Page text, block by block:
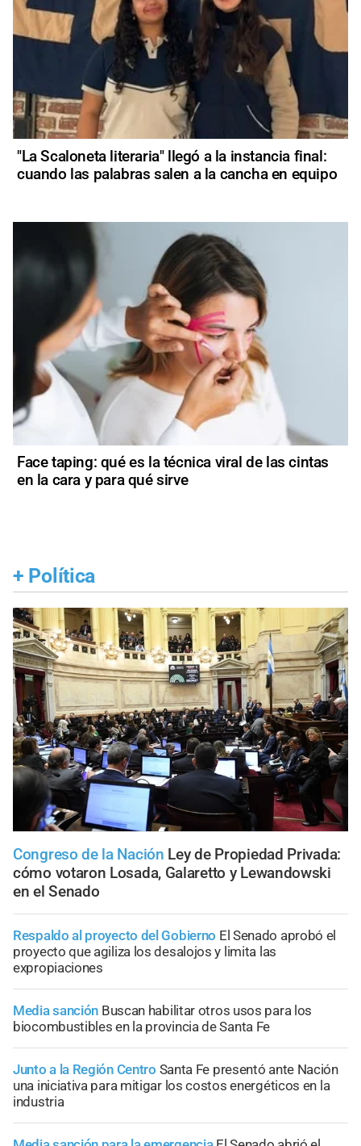
"La Scaloneta literaria" llegó a la instancia final:
cuando las palabras salen a la cancha en equipo
Face taping: qué es la técnica viral de las cintas
en la cara y para qué sirve
+ Política
Congreso de la Nación Ley de Propiedad Privada:
cómo votaron Losada, Galaretto y Lewandowski
en el Senado
Respaldo al proyecto del Gobierno El Senado aprobó el
proyecto que agiliza los desalojos y limita las
expropiaciones
Media sanción Buscan habilitar otros usos para los
biocombustibles en la provincia de Santa Fe
Junto a la Región Centro Santa Fe presentó ante Nación
una iniciativa para mitigar los costos energéticos en la
industria